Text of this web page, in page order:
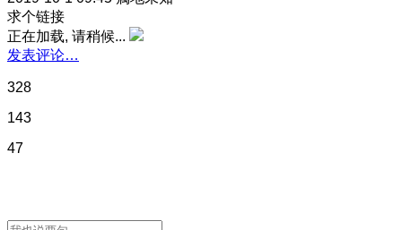
求个链接
正在加载, 请稍候...
发表评论…
328
143
47